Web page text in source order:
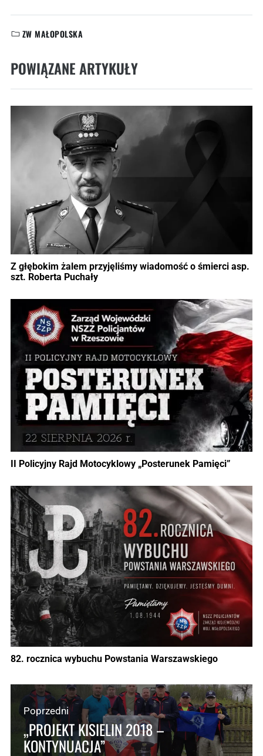
KATEGORIE:
ZW MAŁOPOLSKA
POWIĄZANE ARTYKUŁY
Z głębokim żalem przyjęliśmy wiadomość o śmierci asp.
szt. Roberta Puchały
II Policyjny Rajd Motocyklowy „Posterunek Pamięci”
82. rocznica wybuchu Powstania Warszawskiego
Poprzedni
„PROJEKT KISIELIN 2018 –
KONTYNUACJA”